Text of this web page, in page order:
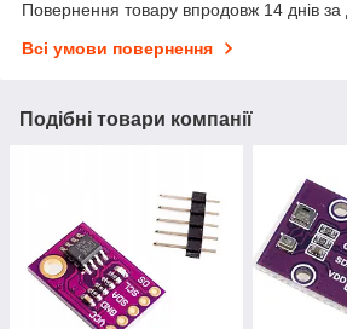
Повернення товару впродовж 14 днів за
Всі умови повернення
Подібні товари компанії